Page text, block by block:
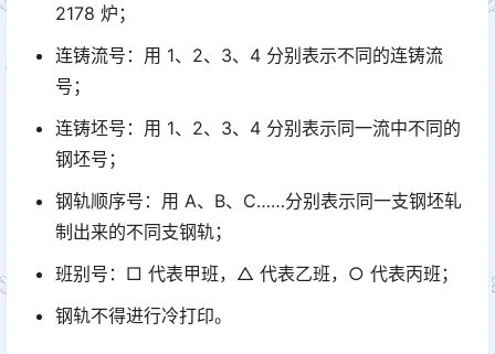
2178 炉；
连铸流号：用 1、2、3、4 分别表示不同的连铸流
号；
连铸坯号：用 1、2、3、4 分别表示同一流中不同的
钢坯号；
钢轨顺序号：用 A、B、C……分别表示同一支钢坯轧
制出来的不同支钢轨；
班别号：□ 代表甲班，△ 代表乙班，○ 代表丙班；
钢轨不得进行冷打印。